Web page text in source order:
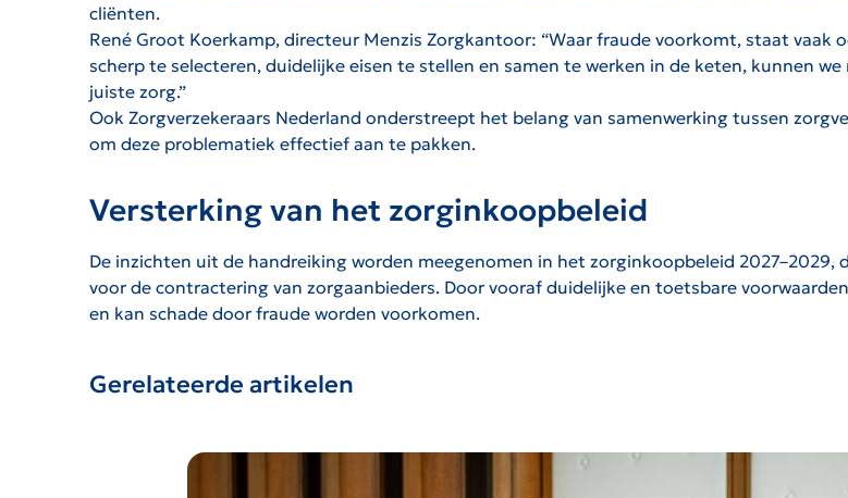
cliënten.
René Groot Koerkamp, directeur Menzis Zorgkantoor: “Waar fraude voorkomt, staat vaak
scherp te selecteren, duidelijke eisen te stellen en samen te werken in de keten, kunnen
juiste zorg.”
Ook Zorgverzekeraars Nederland onderstreept het belang van samenwerking tussen
om deze problematiek effectief aan te pakken.
Versterking van het zorginkoopbeleid
De inzichten uit de handreiking worden meegenomen in het zorginkoopbeleid
voor de contractering van zorgaanbieders. Door vooraf duidelijke en toetsbare
en kan schade door fraude worden voorkomen.
Gerelateerde artikelen